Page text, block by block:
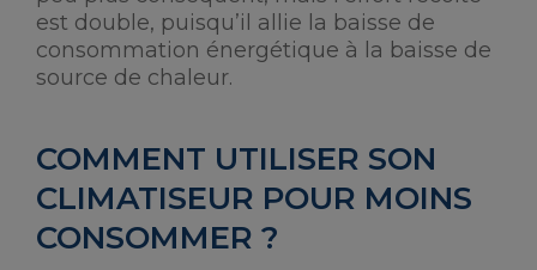
est double, puisqu’il allie la baisse de
consommation énergétique à la baisse de
source de chaleur.
COMMENT UTILISER SON
CLIMATISEUR POUR MOINS
CONSOMMER ?